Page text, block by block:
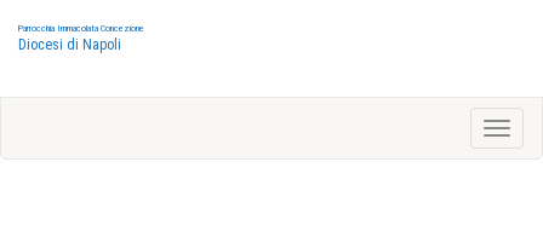
Parrocchia Immacolata Concezione
Diocesi di Napoli